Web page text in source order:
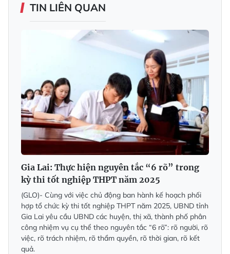
TIN LIÊN QUAN
Gia Lai: Thực hiện nguyên tắc “6 rõ” trong
kỳ thi tốt nghiệp THPT năm 2025
(GLO)- Cùng với việc chủ động ban hành kế hoạch phối
hợp tổ chức kỳ thi tốt nghiệp THPT năm 2025, UBND tỉnh
Gia Lai yêu cầu UBND các huyện, thị xã, thành phố phân
công nhiệm vụ cụ thể theo nguyên tắc “6 rõ”: rõ người, rõ
việc, rõ trách nhiệm, rõ thẩm quyền, rõ thời gian, rõ kết
quả.